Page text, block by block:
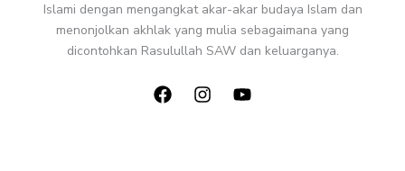
Islami dengan mengangkat akar-akar budaya Islam dan
menonjolkan akhlak yang mulia sebagaimana yang
dicontohkan Rasulullah SAW dan keluarganya.